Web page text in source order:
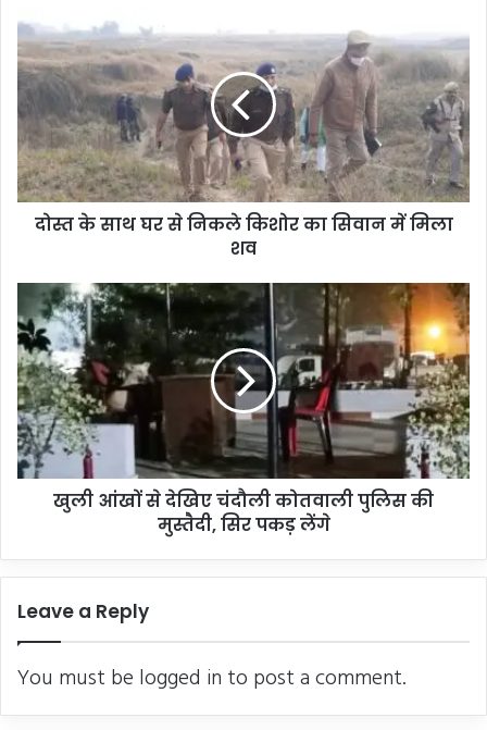
दो
स्त
के
सा
थ
र
से
नि
र
का
सि
वा
न
में
मि
ला
दोस्त के साथ घर से निकले किशोर का सिवान में मिला
शव
ली
आं
खों
से
दे
खि
ए
चं
ली
पु
स
खुली आंखों से देखिए चंदौली कोतवाली पुलिस की
मुस्तैदी, सिर पकड़ लेंगे
Leave a Reply
You must be logged in to post a comment.